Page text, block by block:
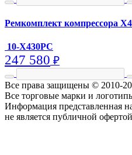
Ремкомплект компрессора
10-X430PC
247 580 ₽
Все права защищены © 2010-
Все торговые марки и
Информация представленная
не является публичной